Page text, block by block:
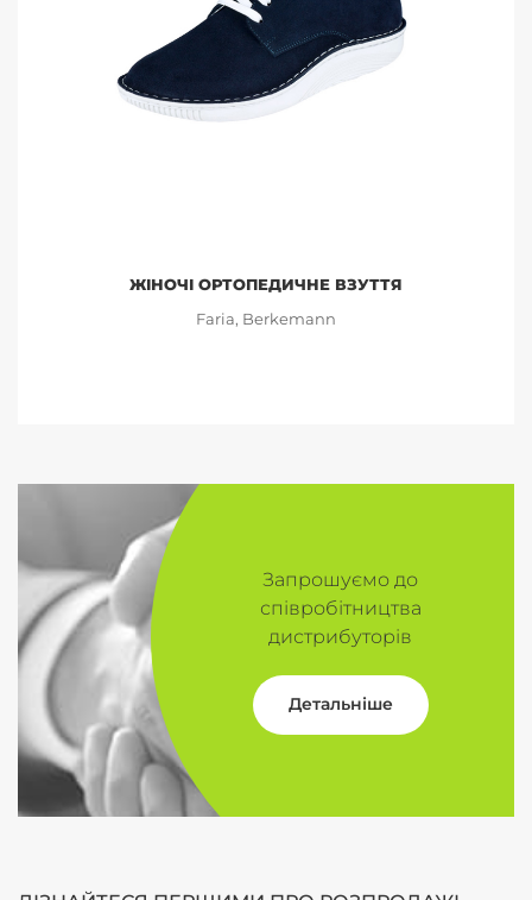
Запрошуємо до
співробітництва
дистрибуторів
Детальніше
ЖІНОЧІ ОРТОПЕДИЧНЕ ВЗУТТЯ
Faria, Berkemann